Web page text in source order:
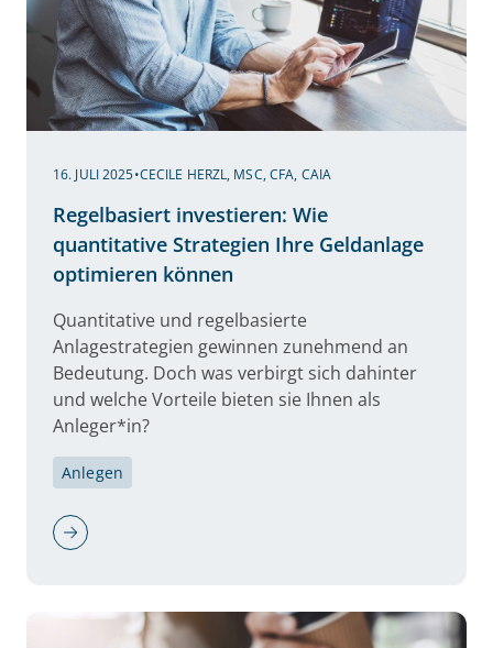
16. JULI 2025•CECILE HERZL, MSC, CFA, CAIA
Regelbasiert investieren: Wie
quantitative Strategien Ihre Geldanlage
optimieren können
Quantitative und regelbasierte
Anlagestrategien gewinnen zunehmend an
Bedeutung. Doch was verbirgt sich dahinter
und welche Vorteile bieten sie Ihnen als
Anleger*in?
Anlegen